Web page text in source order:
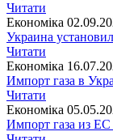
Читати
Економіка
Украина
Читати
Економіка
Импорт газа в
Читати
Економіка
Импорт газа из